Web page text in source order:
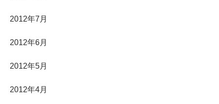
2012年7月
2012年6月
2012年5月
2012年4月